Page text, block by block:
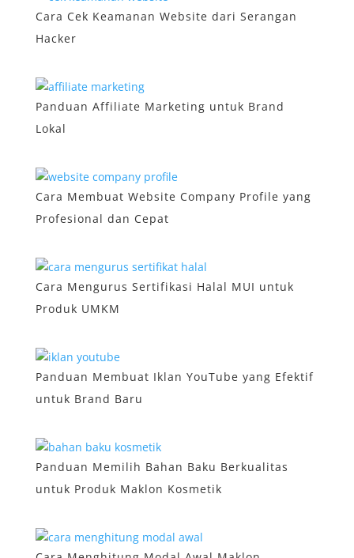
Cara Cek Keamanan Website dari Serangan
Hacker
Panduan Affiliate Marketing untuk Brand
Lokal
Cara Membuat Website Company Profile yang
Profesional dan Cepat
Cara Mengurus Sertifikasi Halal MUI untuk
Produk UMKM
Panduan Membuat Iklan YouTube yang Efektif
untuk Brand Baru
Panduan Memilih Bahan Baku Berkualitas
untuk Produk Maklon Kosmetik